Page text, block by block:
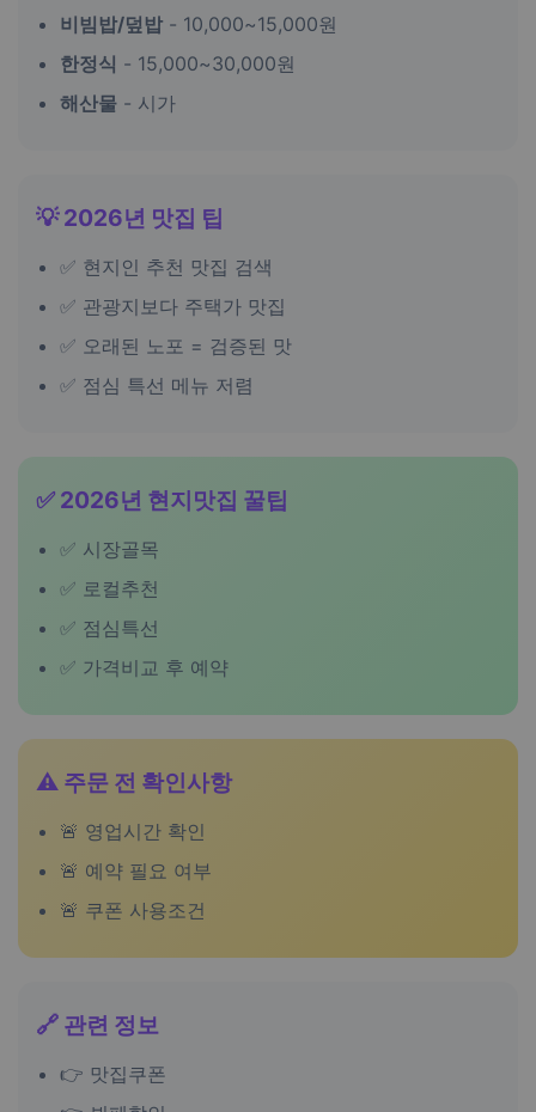
비빔밥/덮밥 - 10,000~15,000원
한정식 - 15,000~30,000원
해산물 - 시가
💡 2026년 맛집 팁
✅ 현지인 추천 맛집 검색
✅ 관광지보다 주택가 맛집
✅ 오래된 노포 = 검증된 맛
✅ 점심 특선 메뉴 저렴
✅ 2026년 현지맛집 꿀팁
✅ 시장골목
✅ 로컬추천
✅ 점심특선
✅ 가격비교 후 예약
⚠️ 주문 전 확인사항
🚨 영업시간 확인
🚨 예약 필요 여부
🚨 쿠폰 사용조건
🔗 관련 정보
👉 맛집쿠폰